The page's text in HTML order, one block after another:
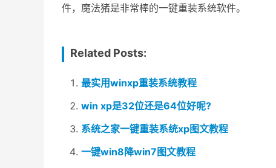
件，魔法猪是非常棒的一键重装系统软件。
Related Posts:
最实用winxp重装系统教程
win xp是32位还是64位好呢?
系统之家一键重装系统xp图文教程
一键win8降win7图文教程